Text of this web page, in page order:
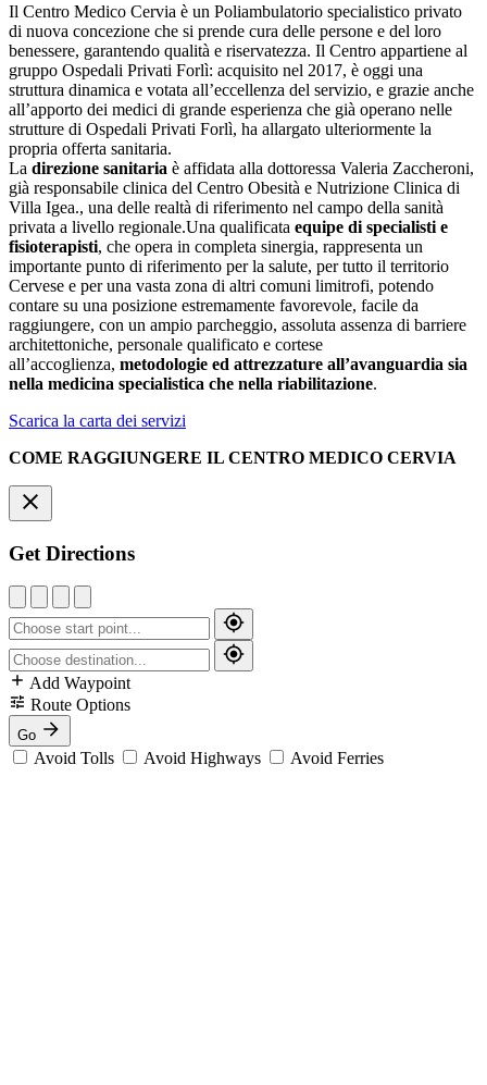
Il Centro Medico Cervia è un Poliambulatorio specialistico privato
di nuova concezione che si prende cura delle persone e del loro
benessere, garantendo qualità e riservatezza. Il Centro appartiene al
gruppo Ospedali Privati Forlì: acquisito nel 2017, è oggi una
struttura dinamica e votata all’eccellenza del servizio, e grazie anche
all’apporto dei medici di grande esperienza che già operano nelle
strutture di Ospedali Privati Forlì, ha allargato ulteriormente la
propria offerta sanitaria.
La direzione sanitaria è affidata alla dottoressa Valeria Zaccheroni,
già responsabile clinica del Centro Obesità e Nutrizione Clinica di
Villa Igea., una delle realtà di riferimento nel campo della sanità
privata a livello regionale.Una quali­ficata equipe di specialisti e
fisioterapisti, che opera in completa sinergia, rappresenta un
importante punto di riferimento per la salute, per tutto il territorio
Cervese e per una vasta zona di altri comuni limitro­fi, potendo
contare su una posizione estremamente favorevole, facile da
raggiungere, con un ampio parcheggio, assoluta assenza di barriere
architettoniche, personale qualificato e cortese
all’accoglienza, metodologie ed attrezzature all’avanguardia sia
nella medicina specialistica che nella riabilitazione.
Scarica la carta dei servizi
COME RAGGIUNGERE IL CENTRO MEDICO CERVIA
Get Directions
Add Waypoint
Route Options
Go
Avoid Tolls Avoid Highways Avoid Ferries